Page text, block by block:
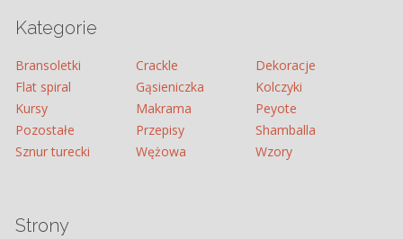
Kategorie
Bransoletki Crackle
Dekoracje
Flat spiral
Gąsieniczka
Kolczyki
Kursy
Makrama
Peyote
Pozostałe
Przepisy
Shamballa
Sznur turecki
Wężowa Wzory
Strony